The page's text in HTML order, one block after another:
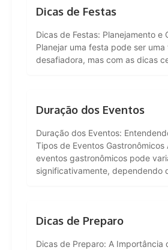
Dicas de Festas
Dicas de Festas: Planejamento e
Planejar uma festa pode ser uma
desafiadora, mas com as dicas
Duração dos Eventos
Duração dos Eventos:
Tipos de Eventos Gastronômicos
eventos gastronômicos pode
significativamente, dependendo
Dicas de Preparo
Dicas de Preparo: A Importância